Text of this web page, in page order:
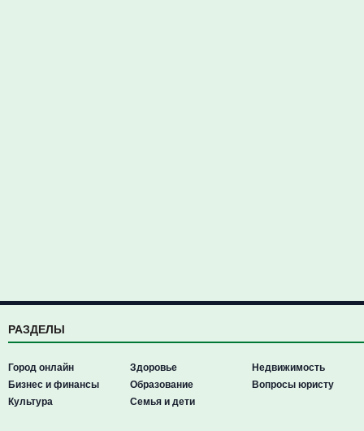
РАЗДЕЛЫ
Город онлайн
Бизнес и финансы
Культура
Здоровье
Образование
Семья и дети
Недвижимость
Вопросы юристу